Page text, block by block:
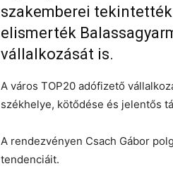
szakemberei
elismerték
vállalkozását is.
A város TOP20 adófizető
székhelye, kötődése és jelentős
A rendezvényen Csach Gábor
tendenciáit.